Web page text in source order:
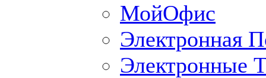
МойОфис
Электронная
Электронные